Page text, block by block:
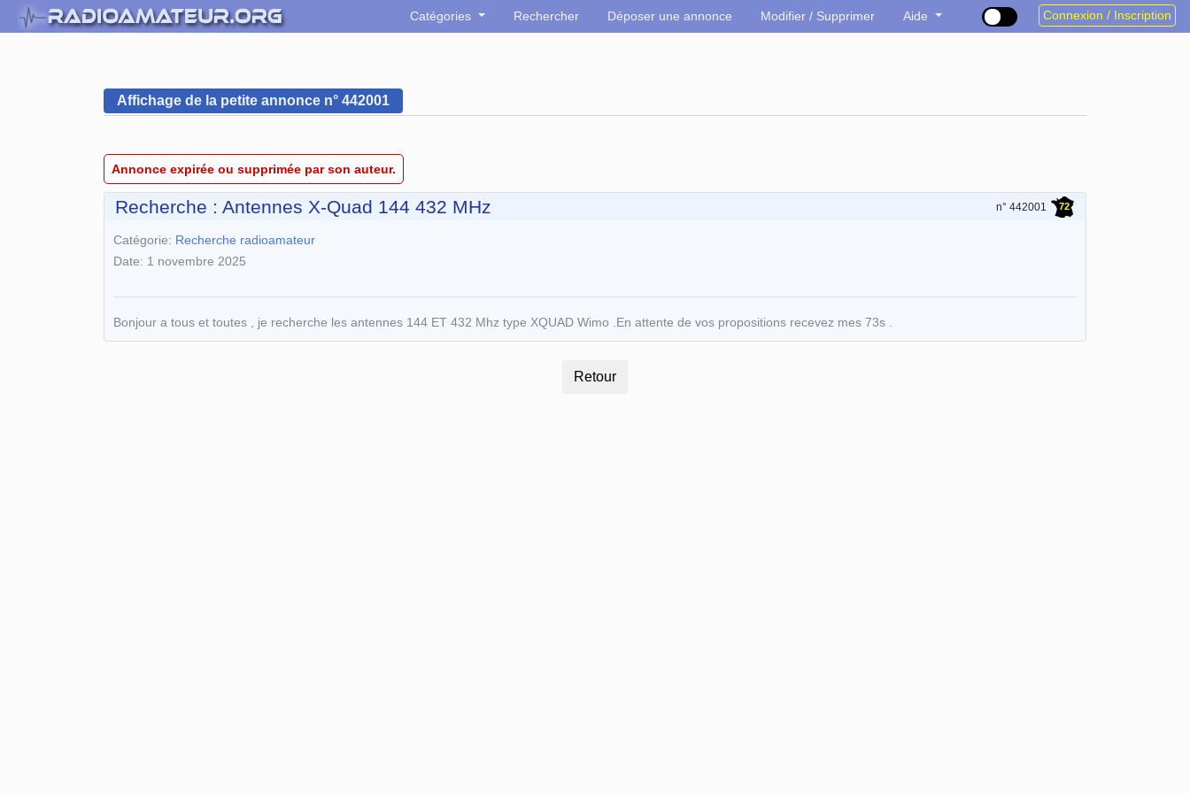
Catégories Rechercher Déposer une annonce Modifier / Supprimer Aide Connexion / Inscription
Affichage de la petite annonce n° 442001
Annonce expirée ou supprimée par son auteur.
Recherche : Antennes X-Quad 144 432 MHz n° 442001 72
Catégorie: Recherche radioamateur
Date: 1 novembre 2025
Bonjour a tous et toutes , je recherche les antennes 144 ET 432 Mhz type XQUAD Wimo .En attente de vos propositions recevez mes 73s .